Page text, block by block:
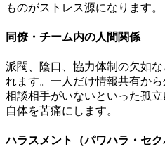
ものがストレス源になります。
同僚・チーム内の人間関係
派閥、陰口、協力体制の欠如
れます。一人だけ情報共有か
相談相手がいないといった孤
自体を苦痛にします。
ハラスメント（パワハラ・セク